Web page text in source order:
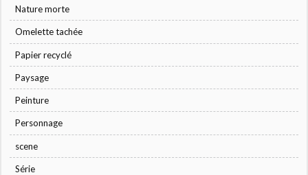
Nature morte
Omelette tachée
Papier recyclé
Paysage
Peinture
Personnage
scene
Série